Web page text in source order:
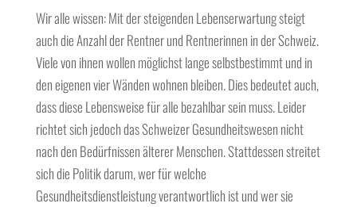
Wir alle wissen: Mit der steigenden Lebenserwartung steigt
auch die Anzahl der Rentner und Rentnerinnen in der Schweiz.
Viele von ihnen wollen möglichst lange selbstbestimmt und in
den eigenen vier Wänden wohnen bleiben. Dies bedeutet auch,
dass diese Lebensweise für alle bezahlbar sein muss. Leider
richtet sich jedoch das Schweizer Gesundheitswesen nicht
nach den Bedürfnissen älterer Menschen. Stattdessen streitet
sich die Politik darum, wer für welche
Gesundheitsdienstleistung verantwortlich ist und wer sie